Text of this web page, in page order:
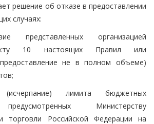
решение об отказе в предоставлении
случаях:
представленных организацией
10 настоящих Правил или
не в полном объеме)
лимита бюджетных
Министерству
торговли Российской Федерации на